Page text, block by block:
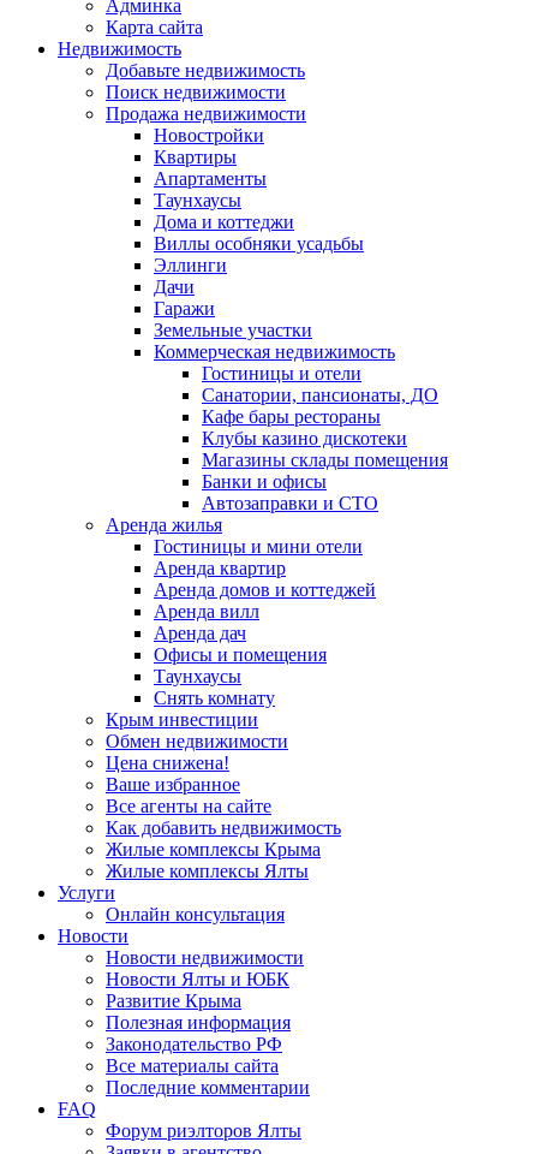
Админка
Карта сайта
Недвижимость
Добавьте недвижимость
Поиск недвижимости
Продажа недвижимости
Новостройки
Квартиры
Апартаменты
Таунхаусы
Дома и коттеджи
Виллы особняки усадьбы
Эллинги
Дачи
Гаражи
Земельные участки
Коммерческая недвижимость
Гостиницы и отели
Санатории, пансионаты, ДО
Кафе бары рестораны
Клубы казино дискотеки
Магазины склады помещения
Банки и офисы
Автозаправки и СТО
Аренда жилья
Гостиницы и мини отели
Аренда квартир
Аренда домов и коттеджей
Аренда вилл
Аренда дач
Офисы и помещения
Таунхаусы
Снять комнату
Крым инвестиции
Обмен недвижимости
Цена снижена!
Ваше избранное
Все агенты на сайте
Как добавить недвижимость
Жилые комплексы Крыма
Жилые комплексы Ялты
Услуги
Онлайн консультация
Новости
Новости недвижимости
Новости Ялты и ЮБК
Развитие Крыма
Полезная информация
Законодательство РФ
Все материалы сайта
Последние комментарии
FAQ
Форум риэлторов Ялты